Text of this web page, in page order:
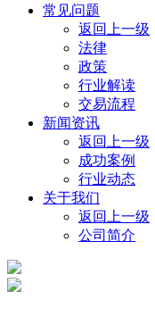
常见问题
返回上一级
法律
政策
行业解读
交易流程
新闻资讯
返回上一级
成功案例
行业动态
关于我们
返回上一级
公司简介